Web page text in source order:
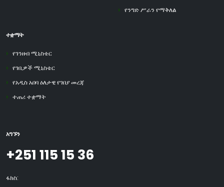
የንግድ ሥራን የማቅለል
ተቋማት
የገንዘብ ሚኒስቴር
የገቢዎች ሚኒስቴር
የአዲስ አበባ ዕለታዊ የገበያ መረጃ
ተጠሪ ተቋማት
አግኙን
+251 115 15 36
ፋክስ: